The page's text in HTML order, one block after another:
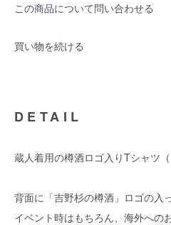
この商品について問い合わせる
買い物を続ける
DETAIL
蔵人着用の樽酒ロゴ入りTシャツ（
背面に「吉野杉の樽酒」ロゴの入
イベント時はもちろん、海外への